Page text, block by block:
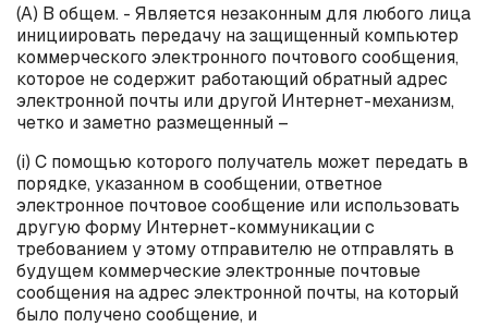
(А) В общем. - Является незаконным для любого лица
инициировать передачу на защищенный компьютер
коммерческого электронного почтового сообщения,
которое не содержит работающий обратный адрес
электронной почты или другой Интернет-механизм,
четко и заметно размещенный –
(i) С помощью которого получатель может передать в
порядке, указанном в сообщении, ответное
электронное почтовое сообщение или использовать
другую форму Интернет-коммуникации с
требованием у этому отправителю не отправлять в
будущем коммерческие электронные почтовые
сообщения на адрес электронной почты, на который
было получено сообщение, и